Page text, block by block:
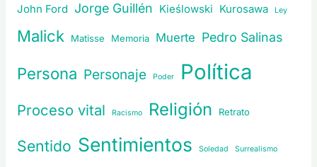
John Ford Jorge Guillén Kieślowski Kurosawa Ley
Malick Matisse Memoria Muerte Pedro Salinas
Persona Personaje Poder Política
Proceso vital Racismo Religión Retrato
Sentido Sentimientos Soledad Surrealismo